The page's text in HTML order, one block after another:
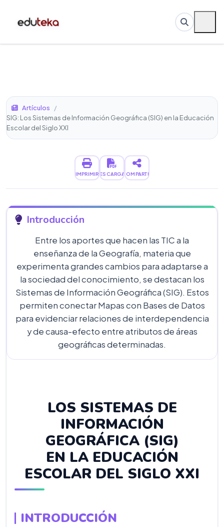
Artículos
/
SIG: Los Sistemas de Información Geográfica (SIG) en la Educación
Escolar del Siglo XXI
IMPRIMIRDESCARGARCOMPARTIR
Introducción
Entre los aportes que hacen las TIC a la
enseñanza de la Geografía, materia que
experimenta grandes cambios para adaptarse a
la sociedad del conocimiento, se destacan los
Sistemas de Información Geográfica (SIG). Estos
permiten conectar Mapas con Bases de Datos
para evidenciar relaciones de interdependencia
y de causa-efecto entre atributos de áreas
geográficas determinadas.
LOS SISTEMAS DE
INFORMACIÓN
GEOGRÁFICA (SIG)
EN LA EDUCACIÓN
ESCOLAR DEL SIGLO XXI
INTRODUCCIÓN